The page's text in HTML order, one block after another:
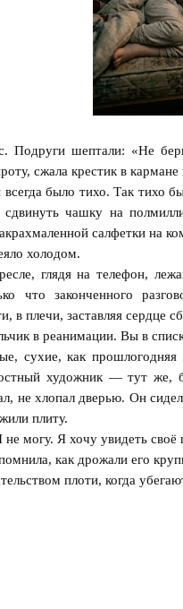
Подруги шептали: «Не
сжала крестик в кармане
было тихо. Так тихо
чашку на
салфетки на
холодом.
глядя на телефон,
что законченного
в плечи, заставляя сердце
в реанимации. Вы в
сухие, как
художник — тут же,
не хлопал дверью. Он
плиту.
могу. Я хочу увидеть своё
как дрожали его
плоти, когда